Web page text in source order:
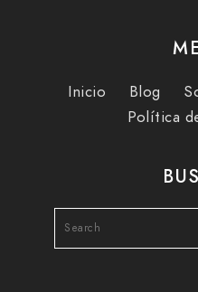
Inicio Blog
Política